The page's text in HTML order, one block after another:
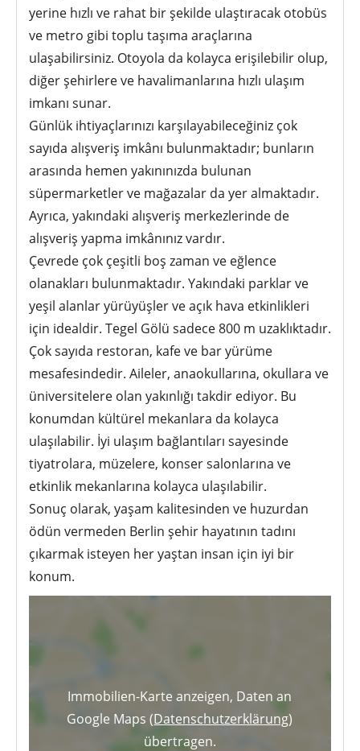
yerine hızlı ve rahat bir şekilde ulaştıracak otobüs
ve metro gibi toplu taşıma araçlarına
ulaşabilirsiniz. Otoyola da kolayca erişilebilir olup,
diğer şehirlere ve havalimanlarına hızlı ulaşım
imkanı sunar.
Günlük ihtiyaçlarınızı karşılayabileceğiniz çok
sayıda alışveriş imkânı bulunmaktadır; bunların
arasında hemen yakınınızda bulunan
süpermarketler ve mağazalar da yer almaktadır.
Ayrıca, yakındaki alışveriş merkezlerinde de
alışveriş yapma imkânınız vardır.
Çevrede çok çeşitli boş zaman ve eğlence
olanakları bulunmaktadır. Yakındaki parklar ve
yeşil alanlar yürüyüşler ve açık hava etkinlikleri
için idealdir. Tegel Gölü sadece 800 m uzaklıktadır.
Çok sayıda restoran, kafe ve bar yürüme
mesafesindedir. Aileler, anaokullarına, okullara ve
üniversitelere olan yakınlığı takdir ediyor. Bu
konumdan kültürel mekanlara da kolayca
ulaşılabilir. İyi ulaşım bağlantıları sayesinde
tiyatrolara, müzelere, konser salonlarına ve
etkinlik mekanlarına kolayca ulaşılabilir.
Sonuç olarak, yaşam kalitesinden ve huzurdan
ödün vermeden Berlin şehir hayatının tadını
çıkarmak isteyen her yaştan insan için iyi bir
konum.
Immobilien-Karte anzeigen, Daten an
Google Maps (Datenschutzerklärung)
übertragen.